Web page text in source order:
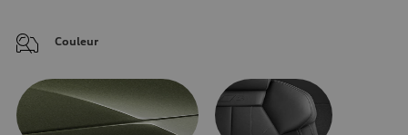
Couleur